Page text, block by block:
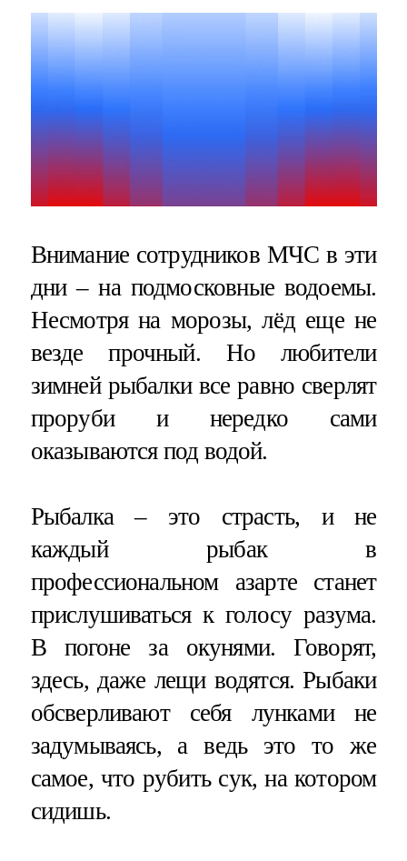
Внимание сотрудников МЧС в эти
дни – на подмосковные водоемы.
Несмотря на морозы, лёд еще не
везде прочный. Но любители
зимней рыбалки все равно сверлят
проруби и нередко сами
оказываются под водой.
Рыбалка – это страсть, и не
каждый рыбак в
профессиональном азарте станет
прислушиваться к голосу разума.
В погоне за окунями. Говорят,
здесь, даже лещи водятся. Рыбаки
обсверливают себя лунками не
задумываясь, а ведь это то же
самое, что рубить сук, на котором
сидишь.